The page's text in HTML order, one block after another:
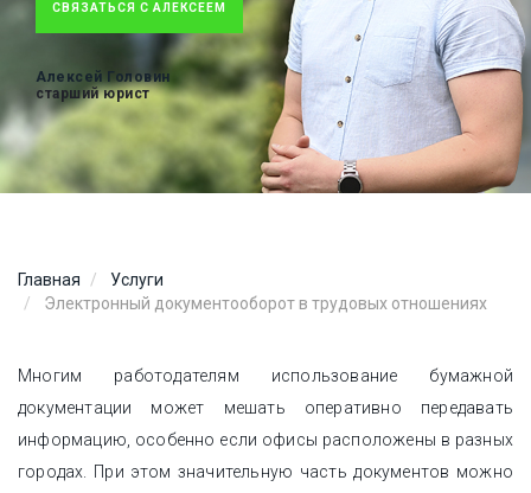
СВЯЗАТЬСЯ С АЛЕКСЕЕМ
Алексей Головин
старший юрист
Главная
Услуги
Электронный документооборот в трудовых отношениях
Многим работодателям использование бумажной
документации может мешать оперативно передавать
информацию, особенно если офисы расположены в разных
городах. При этом значительную часть документов можно